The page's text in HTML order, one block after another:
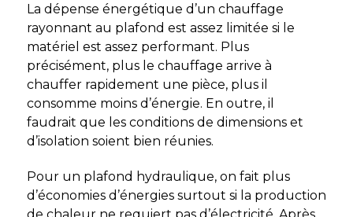
La dépense énergétique d’un chauffage
rayonnant au plafond est assez limitée si le
matériel est assez performant. Plus
précisément, plus le chauffage arrive à
chauffer rapidement une pièce, plus il
consomme moins d’énergie. En outre, il
faudrait que les conditions de dimensions et
d’isolation soient bien réunies.
Pour un plafond hydraulique, on fait plus
d’économies d’énergies surtout si la production